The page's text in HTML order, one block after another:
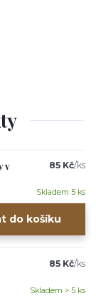
v
85 Kč/ks
Skladem 5 ks
do košíku
85 Kč/ks
Skladem > 5 ks